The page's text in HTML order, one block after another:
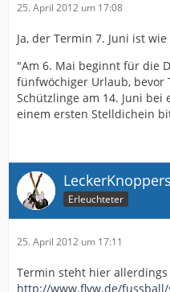
25. April 2012 um 17:08
Ja, der Termin 7. Juni ist
"Am 6. Mai beginnt für die
fünfwöchiger Urlaub, bevor
Schützlinge am 14. Juni bei
einem ersten Stelldichein
LeckerKnoppers
Erleuchteter
25. April 2012 um 17:11
Termin steht hier allerdings
http://www.flvw.de/